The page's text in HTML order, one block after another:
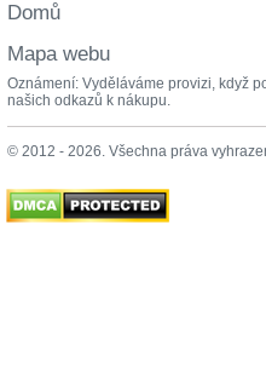
Domů
Mapa webu
Oznámení: Vyděláváme provizi, když
našich odkazů k nákupu.
© 2012 - 2026. Všechna práva